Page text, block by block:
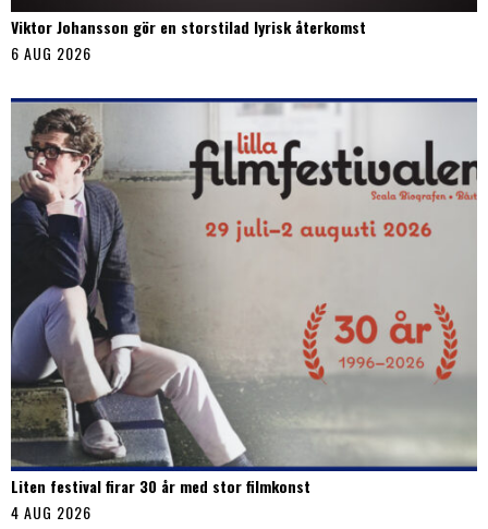
Viktor Johansson gör en storstilad lyrisk återkomst
6 AUG 2026
Liten festival firar 30 år med stor filmkonst
4 AUG 2026